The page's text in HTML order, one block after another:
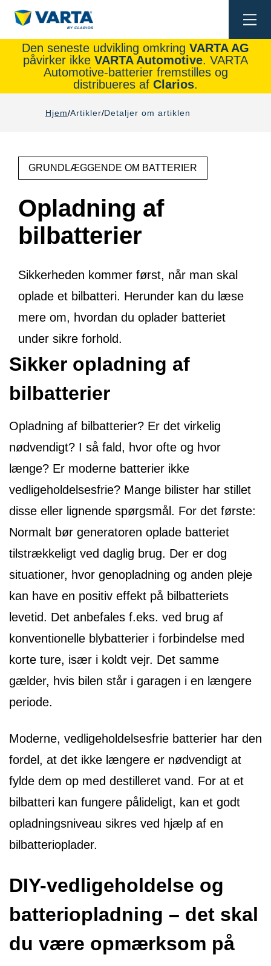
Den seneste udvikling omkring VARTA AG
påvirker ikke VARTA Automotive. VARTA
Automotive-batterier fremstilles og
distribueres af Clarios.
Hjem Artikler Detaljer om artiklen
GRUNDLÆGGENDE OM BATTERIER
Opladning af
bilbatterier
Sikkerheden kommer først, når man skal
oplade et bilbatteri. Herunder kan du læse
mere om, hvordan du oplader batteriet
under sikre forhold.
Sikker opladning af
bilbatterier
Opladning af bilbatterier? Er det virkelig
nødvendigt? I så fald, hvor ofte og hvor
længe? Er moderne batterier ikke
vedligeholdelsesfrie? Mange bilister har stillet
disse eller lignende spørgsmål. For det første:
Normalt bør generatoren oplade batteriet
tilstrækkeligt ved daglig brug. Der er dog
situationer, hvor genopladning og anden pleje
kan have en positiv effekt på bilbatteriets
levetid. Det anbefales f.eks. ved brug af
konventionelle blybatterier i forbindelse med
korte ture, især i koldt vejr. Det samme
gælder, hvis bilen står i garagen i en længere
periode.
Moderne, vedligeholdelsesfrie batterier har den
fordel, at det ikke længere er nødvendigt at
fylde dem op med destilleret vand. For at et
bilbatteri kan fungere pålideligt, kan et godt
opladningsniveau sikres ved hjælp af en
bilbatterioplader.
DIY-vedligeholdelse og
batteriopladning – det skal
du være opmærksom på